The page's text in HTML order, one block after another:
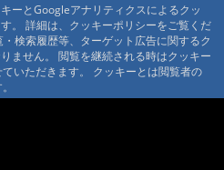
でも行きたい宿 三斗小屋
@府中のぼる '25 10/17 08:55
のお風呂 三斗小屋温泉大
@Naotan '25 10/12 09:11
良し、ご飯良し、人良し
ーとGoogleアナリティクスによるクッ
。 詳細は、クッキーポリシーをご覧くだ
検索履歴等、ターゲット広告に関するク
ません。 閲覧を継続される時はクッキー
いただきます。 クッキーとは閲覧者の